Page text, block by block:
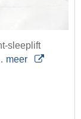
sleeplift
meer